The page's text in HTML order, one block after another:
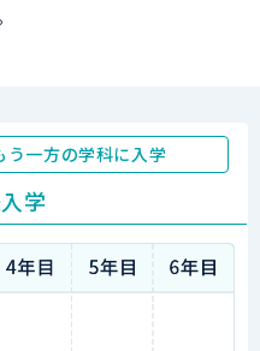
う一方の学科に入学
学